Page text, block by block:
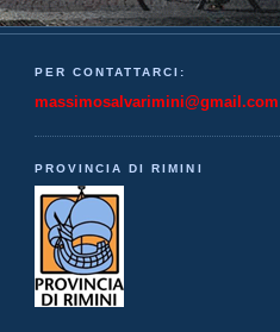
PER CONTATTARCI:
massimosalvarimini@gmail.com
PROVINCIA DI RIMINI